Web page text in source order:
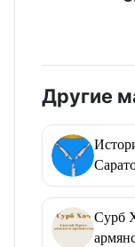
Другие
Сурб